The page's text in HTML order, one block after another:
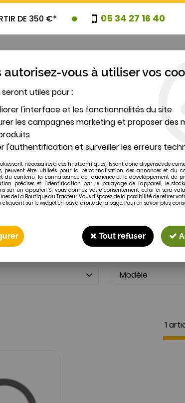
DE 350 €* 05 34 27 16 40
PROMOTIONS
2 MODÈLE
11 S
Modèle
1
autorisez-vous à utiliser vos
seront utiles pour :
l'interface et les fonctionnalités du site
les campagnes marketing et proposer des
l'authentification et surveiller les erreurs
sont nécessaires à des fins techniques, ils sont donc dispensés de
peuvent être utilisés pour la personnalisation des annonces et du
du contenu, la connaissance de l'audience et le développement de
précises et l'identification par le balayage de l'appareil, le
sur un appareil. Si vous donnez votre consentement, celui-ci sera
de La Boutique du Tracteur. Vous disposez de la possibilité de retirer
cliquant sur le widget en bas à droite de la page. Pour en savoir plus,
Tout refuser